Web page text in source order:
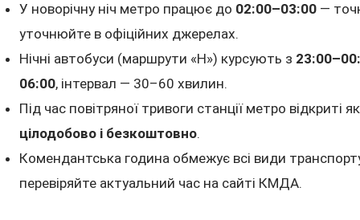
У новорічну ніч метро працює до 02:00–03:00 —
уточнюйте в офіційних джерелах.
Нічні автобуси (маршрути «Н») курсують з
06:00, інтервал — 30–60 хвилин.
Під час повітряної тривоги станції метро відкриті
цілодобово і безкоштовно.
Комендантська година обмежує всі види
перевіряйте актуальний час на сайті КМДА.